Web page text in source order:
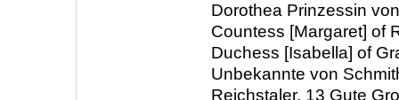
Dorothea Prinzessin
Countess [Margaret] of
Duchess [Isabella] of
Unbekannte von
Reichstaler, 13 Gute